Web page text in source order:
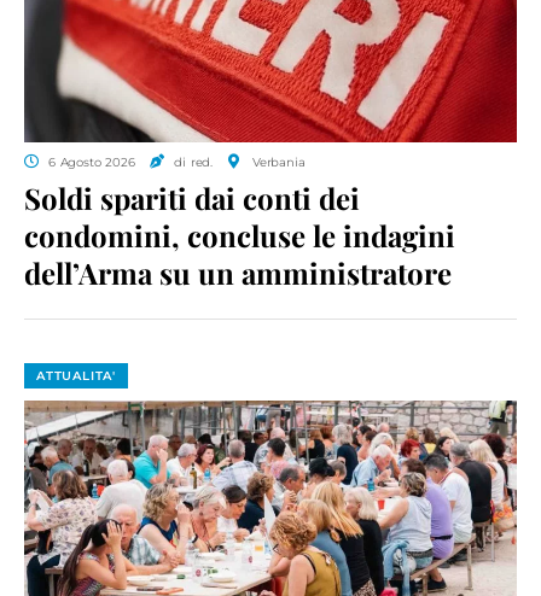
6 Agosto 2026 di red. Verbania
Soldi spariti dai conti dei
condomini, concluse le indagini
dell’Arma su un amministratore
ATTUALITA'